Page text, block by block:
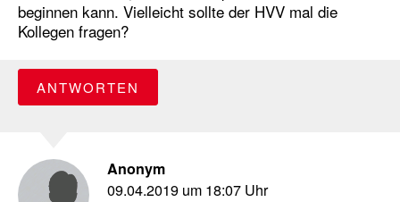
beginnen kann. Vielleicht sollte der HVV mal die
Kollegen fragen?
ANTWORTEN
Anonym
09.04.2019 um 18:07 Uhr